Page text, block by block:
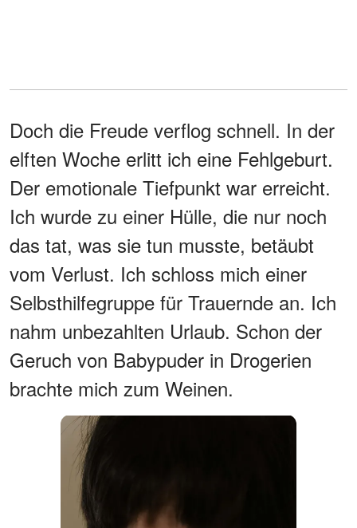
Doch die Freude verflog schnell. In der
elften Woche erlitt ich eine Fehlgeburt.
Der emotionale Tiefpunkt war erreicht.
Ich wurde zu einer Hülle, die nur noch
das tat, was sie tun musste, betäubt
vom Verlust. Ich schloss mich einer
Selbsthilfegruppe für Trauernde an. Ich
nahm unbezahlten Urlaub. Schon der
Geruch von Babypuder in Drogerien
brachte mich zum Weinen.